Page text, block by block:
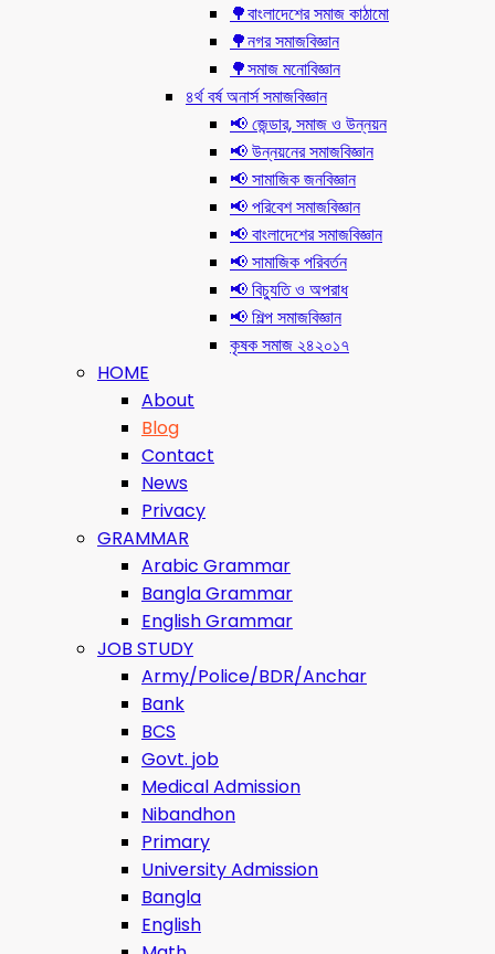
🌳বাংলাদেশের সমাজ কাঠামো
🌳নগর সমাজবিজ্ঞান
🌳সমাজ মনোবিজ্ঞান
৪র্থ বর্ষ অনার্স সমাজবিজ্ঞান
📢 জেন্ডার, সমাজ ও উন্নয়ন
📢 উন্নয়নের সমাজবিজ্ঞান
📢 সামাজিক জনবিজ্ঞান
📢 পরিবেশ সমাজবিজ্ঞান
📢 বাংলাদেশের সমাজবিজ্ঞান
📢 সামাজিক পরিবর্তন
📢 বিচ্যুতি ও অপরাধ
📢 শিল্প সমাজবিজ্ঞান
কৃষক সমাজ ২৪২০১৭
HOME
About
Blog
Contact
News
Privacy
GRAMMAR
Arabic Grammar
Bangla Grammar
English Grammar
JOB STUDY
Army/Police/BDR/Anchar
Bank
BCS
Govt. job
Medical Admission
Nibandhon
Primary
University Admission
Bangla
English